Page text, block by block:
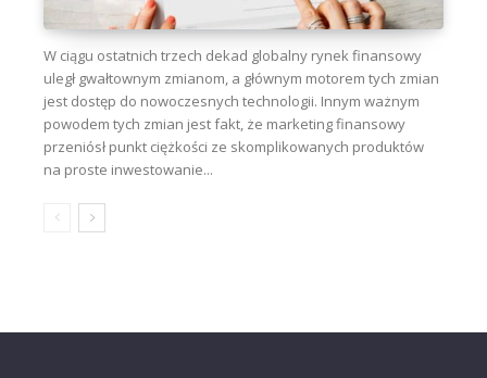
W ciągu ostatnich trzech dekad globalny rynek finansowy
uległ gwałtownym zmianom, a głównym motorem tych zmian
jest dostęp do nowoczesnych technologii. Innym ważnym
powodem tych zmian jest fakt, że marketing finansowy
przeniósł punkt ciężkości ze skomplikowanych produktów
na proste inwestowanie...